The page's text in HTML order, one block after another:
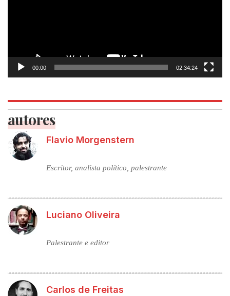
00:00 02:34:24
autores
Flavio Morgenstern
Escritor, analista político, palestrante
Luciano Oliveira
Palestrante e editor
Carlos de Freitas